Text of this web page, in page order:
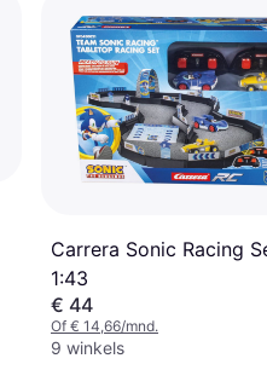
Carrera Sonic Racing
1:43
€ 44
Of € 14,66/mnd.
9 winkels